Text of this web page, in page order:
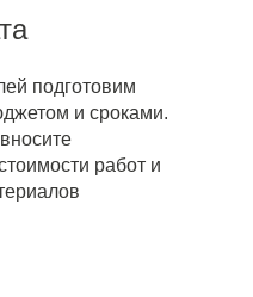
подготовим
и сроками.
работ и